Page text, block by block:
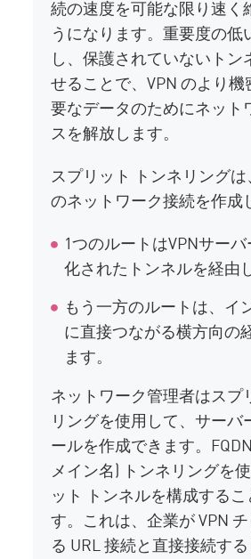
続の速度を可能な限り速く
うになります。重要度の低
し、保護されていないトン
せることで、VPN のより
要なデータのためにネット
スを解放します。
スプリット トンネリング
のネットワーク接続を作成
1つのルートはVPNサー
化されたトンネルを経由
もう一方のルートは、イ
に直接つながる横方向の
ます。
ネットワーク管理者はスプ
リングを使用して、サーバ
ールを作成できます。
メイン名) トンネリングを
ット トンネルを構成するこ
す。これは、企業が VPN
る URL 接続と直接接続す